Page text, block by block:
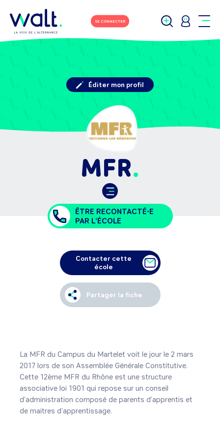
SE CONNECTER
MFR
Éditer mon profil
ÊTRE RECONTACTÉ•E
PAR L'ÉCOLE
Contacter cette
école
Partager la fiche
La MFR du Campus du Martelet voit le jour le 2 mars
2017 lors de son Assemblée Générale Constitutive.
Cette 12ème MFR du Rhône est une structure
associative loi 1901 qui repose sur un conseil
d’administration composé de parents d’apprentis et
de maitres d’apprentissage.